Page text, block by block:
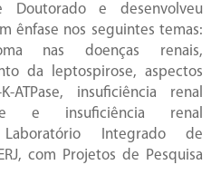
e desenvolveu
ênfase nos seguintes temas:
nas doenças renais,
da leptospirose, aspectos
ATPase, insuficiência renal
e insuficiência renal
Integrado de
com Projetos de Pesquisa